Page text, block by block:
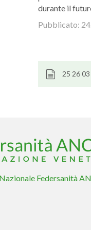
durante il
Pubblicato:
25 26
Federsanità